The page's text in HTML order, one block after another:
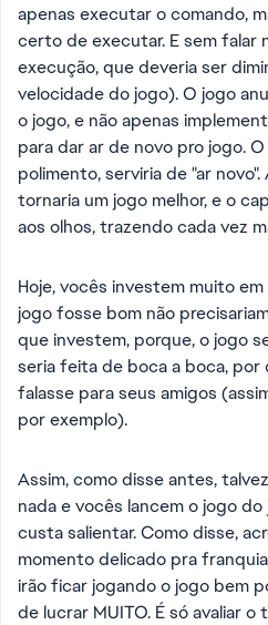
apenas executar o comando,
certo de executar. E sem falar
execução, que deveria ser
velocidade do jogo). O jogo
o jogo, e não apenas
para dar ar de novo pro jogo.
polimento, serviria de "ar
tornaria um jogo melhor, e o
aos olhos, trazendo cada vez
Hoje, vocês investem muito
jogo fosse bom não
que investem, porque, o jogo
seria feita de boca a boca, por
falasse para seus amigos
por exemplo).
Assim, como disse antes,
nada e vocês lancem o jogo
custa salientar. Como disse,
momento delicado pra
irão ficar jogando o jogo bem
de lucrar MUITO. É só avaliar o